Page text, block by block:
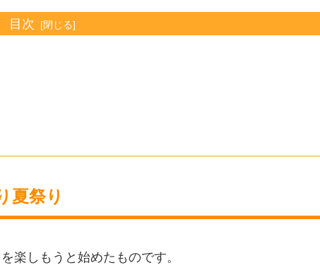
目次
夏祭り
楽しもうと始めたものです。